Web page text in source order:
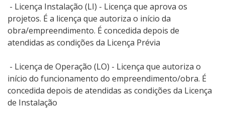
- Licença Instalação (LI) - Licença que aprova os
projetos. É a licença que autoriza o início da
obra/empreendimento. É concedida depois de
atendidas as condições da Licença Prévia
- Licença de Operação (LO) - Licença que autoriza o
início do funcionamento do empreendimento/obra. É
concedida depois de atendidas as condições da Licença
de Instalação